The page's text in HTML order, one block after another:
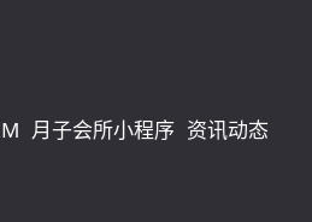
月子会所小程序 资讯动态